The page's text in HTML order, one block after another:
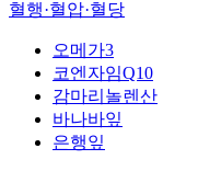
혈행·혈압·혈당
오메가3
코엔자임Q10
감마리놀렌산
바나바잎
은행잎